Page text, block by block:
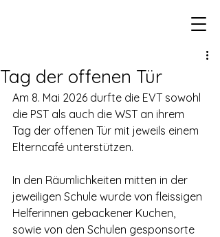
Tag der offenen Tür
Am 8. Mai 2026 durfte die EVT sowohl
die PST als auch die WST an ihrem
Tag der offenen Tür mit jeweils einem
Elterncafé unterstützen.
In den Räumlichkeiten mitten in der
jeweiligen Schule wurde von fleissigen
Helferinnen gebackener Kuchen,
sowie von den Schulen gesponsorte